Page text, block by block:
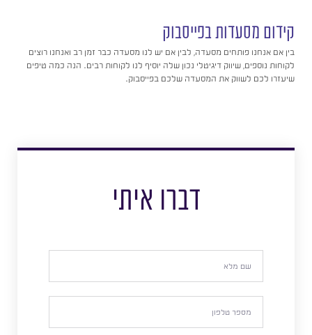
קידום מסעדות בפייסבוק
בין אם אנחנו פותחים מסעדה, לבין אם יש לנו מסעדה כבר זמן רב ואנחנו רוצים
לקוחות נוספים, שיווק דיגיטלי נכון שלה יוסיף לנו לקוחות רבים. הנה כמה טיפים
שיעזרו לכם לשווק את המסעדה שלכם בפייסבוק.
דברו איתי